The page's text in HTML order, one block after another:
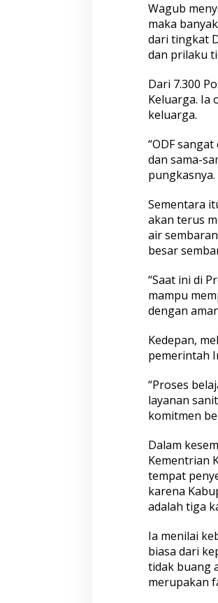
Wagub
maka
dari tingkat
dan prilaku
Dari 7.300
Keluarga. Ia
keluarga.
“ODF
dan sama-
pungkasnya.
Sementara
akan terus
air
besar
“Saat ini di
mampu
dengan
Kedepan,
pemerintah
“Proses
layanan
komitmen
Dalam
Kementrian
tempat
karena
adalah tiga
Ia menilai
biasa dari
tidak buang
merupakan